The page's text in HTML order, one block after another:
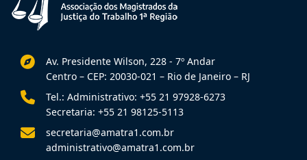
Av. Presidente Wilson, 228 - 7º Andar
Centro – CEP: 20030-021 – Rio de Janeiro – RJ
Tel.: Administrativo: +55 21 97928-6273
Secretaria: +55 21 98125-5113
secretaria@amatra1.com.br
administrativo@amatra1.com.br